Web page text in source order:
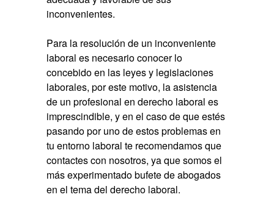
inconvenientes.
Para la resolución de un inconveniente
laboral es necesario conocer lo
concebido en las leyes y legislaciones
laborales, por este motivo, la asistencia
de un profesional en derecho laboral es
imprescindible, y en el caso de que estés
pasando por uno de estos problemas en
tu entorno laboral te recomendamos que
contactes con nosotros, ya que somos el
más experimentado bufete de abogados
en el tema del derecho laboral.